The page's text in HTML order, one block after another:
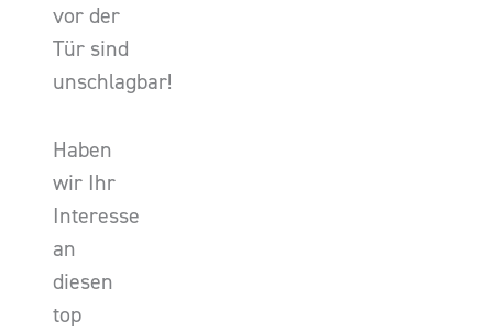
vor der
Tür sind
unschlagbar!
Haben
wir Ihr
Interesse
an
diesen
top